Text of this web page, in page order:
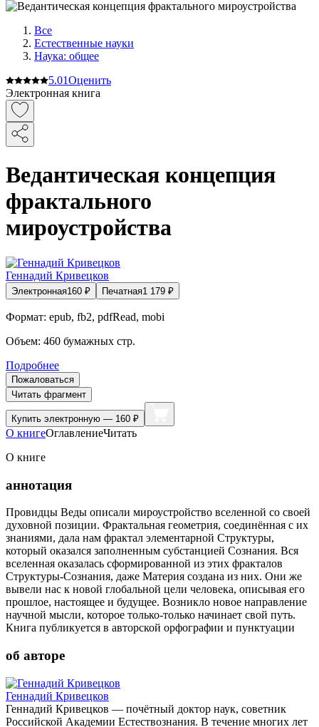
Все
Естественные науки
Наука: общее
5.01Оценить
Электронная книга
Ведантическая концепция
фрактального
мироустройства
Геннадий Кривецков
Электронная160 ₽ Печатная1 179 ₽
Формат: epub, fb2, pdfRead, mobi
Объем: 460 бумажных стр.
Подробнее
Пожаловаться
Читать фрагмент
Купить электронную — 160 ₽
О книгеОглавлениеЧитать
О книге
аннотация
Провидцы Веды описали мироустройство вселенной со своей
духовной позиции. Фрактальная геометрия, соединённая с их
знаниями, дала нам фрактал элементарной Структуры,
который оказался заполненным субстанцией Сознания. Вся
вселенная оказалась сформированной из этих фракталов
Структуры-Сознания, даже Материя создана из них. Они же
вывели нас к новой глобальной цели человека, описывая его
прошлое, настоящее и будущее. Возникло новое направление
научной мысли, которое только-только начинает свой путь.
Книга публикуется в авторской орфографии и пунктуации
об авторе
Геннадий Кривецков
Геннадий Кривецков — почётный доктор наук, советник
Российской Академии Естествознания. В течение многих лет